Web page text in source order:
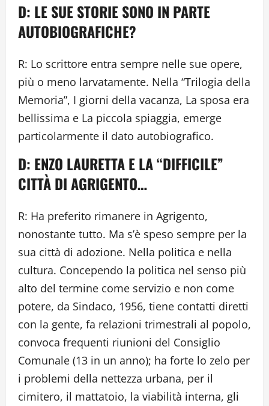
D: LE SUE STORIE SONO IN PARTE
AUTOBIOGRAFICHE?
R: Lo scrittore entra sempre nelle sue opere,
più o meno larvatamente. Nella “Trilogia della
Memoria”, I giorni della vacanza, La sposa era
bellissima e La piccola spiaggia, emerge
particolarmente il dato autobiografico.
D: ENZO LAURETTA E LA “DIFFICILE”
CITTÀ DI AGRIGENTO…
R: Ha preferito rimanere in Agrigento,
nonostante tutto. Ma s’è speso sempre per la
sua città di adozione. Nella politica e nella
cultura. Concependo la politica nel senso più
alto del termine come servizio e non come
potere, da Sindaco, 1956, tiene contatti diretti
con la gente, fa relazioni trimestrali al popolo,
convoca frequenti riunioni del Consiglio
Comunale (13 in un anno); ha forte lo zelo per
i problemi della nettezza urbana, per il
cimitero, il mattatoio, la viabilità interna, gli